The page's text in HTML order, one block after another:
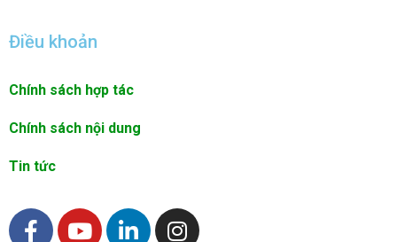
Điều khoản
Chính sách hợp tác
Chính sách nội dung
Tin tức
F
Y
L
I